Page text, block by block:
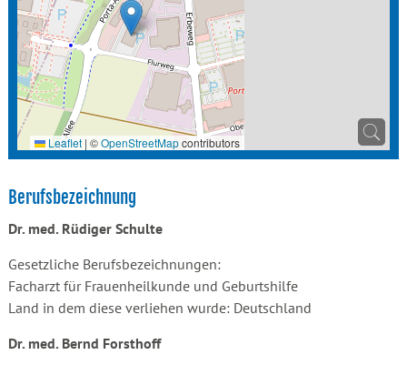
Leaflet | ©OpenStreetMapcontributors
Berufsbezeichnung
Dr. med. Rüdiger Schulte
Gesetzliche Berufsbezeichnungen:
Facharzt für Frauenheilkunde und Geburtshilfe
Land in dem diese verliehen wurde: Deutschland
Dr. med. Bernd Forsthoff